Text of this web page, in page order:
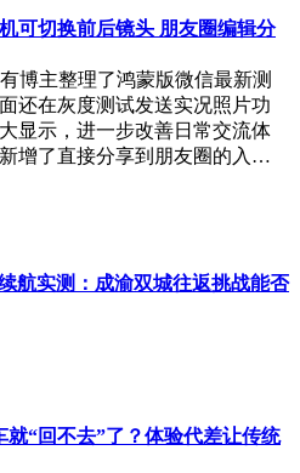
可切换前后镜头 朋友圈编辑分
博主整理了鸿蒙版微信最新测
还在灰度测试发送实况照片功
显示，进一步改善日常交流体
增了直接分享到朋友圈的入…
航实测：成渝双城往返挑战能否
“回不去”了？体验代差让传统